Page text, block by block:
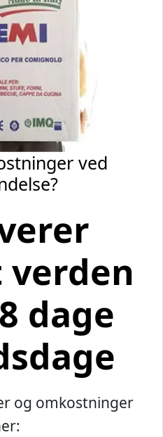
ved
dage
og omkostninger